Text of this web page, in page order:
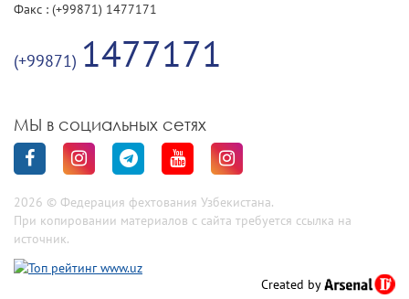
Факс : (+99871) 1477171
(+99871) 1477171
МЫ в социальных сетях
2026 © Федерация фехтования Узбекистана.
При копировании материалов с сайта требуется ссылка на
источник.
Created by